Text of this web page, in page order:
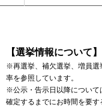
【選挙情報について】
※再選挙、補欠選挙、増員選
率を参照しています。
※公示・告示日以降について
確定するまでにお時間を要す